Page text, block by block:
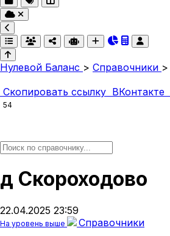
Нулевой Баланс > Справочники >
Скопировать ссылку ВКонтакте
54
д Скороходово
22.04.2025 23:59
На уровень выше
Справочники